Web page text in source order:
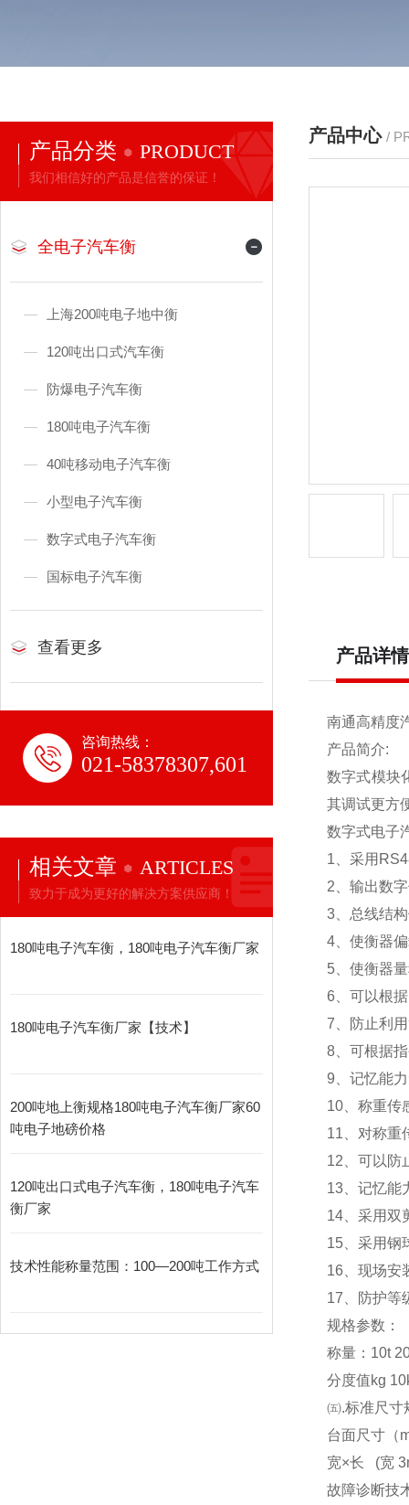
产品分类 PRODUCT
我们相信好的产品是信誉的保证！
全电子汽车衡
上海200吨电子地中衡
120吨出口式汽车衡
防爆电子汽车衡
180吨电子汽车衡
40吨移动电子汽车衡
小型电子汽车衡
数字式电子汽车衡
国标电子汽车衡
查看更多
咨询热线：
021-58378307,601
相关文章 ARTICLES
致力于成为更好的解决方案供应商！
180吨电子汽车衡，180吨电子汽车衡厂家
180吨电子汽车衡厂家【技术】
200吨地上衡规格180吨电子汽车衡厂家60
吨电子地磅价格
120吨出口式电子汽车衡，180吨电子汽车
衡厂家
技术性能称量范围：100—200吨工作方式
产品中心 /
产品详情
南通高精度
产品简介:
数字式模块
其调试更方
数字式电子
1 、采用
2 、输出数
3 、总线结
4 、使衡器
5 、使衡器
6 、可以根
7 、防止利
8 、可根据
9 、记忆能
10 、称重
11 、对称
12 、可以
13 、记忆
14 、采用
15 、采用
16 、现场
17 、防护
规格参数：
称量：10t
分度值kg
㈤.标准尺寸
台面尺寸（
宽×长 (宽
故障诊断技